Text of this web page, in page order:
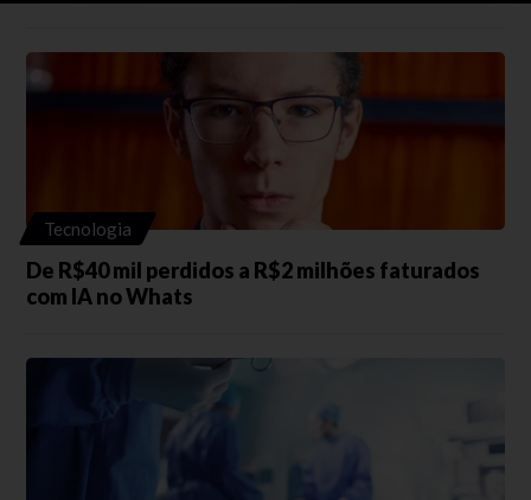
Tecnologia
De R$40 mil perdidos a R$2 milhões faturados
com IA no Whats